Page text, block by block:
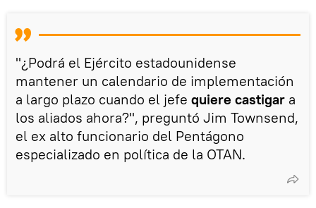
"¿Podrá el Ejército estadounidense
mantener un calendario de implementación
a largo plazo cuando el jefe quiere castigar a
los aliados ahora?", preguntó Jim Townsend,
el ex alto funcionario del Pentágono
especializado en política de la OTAN.